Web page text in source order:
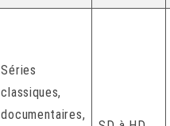
Séries
classiques,
documentaires,